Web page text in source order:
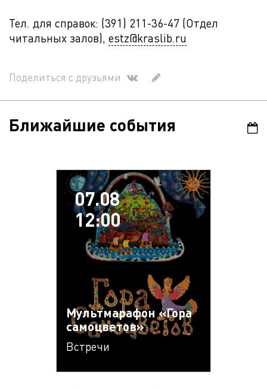
Тел. для справок: (391) 211-36-47 (Отдел
читальных залов), estz@kraslib.ru
Поделиться с друзьями
Ближайшие события
07.08
12:00
Мультмарафон «Гора
самоцветов»
Встречи